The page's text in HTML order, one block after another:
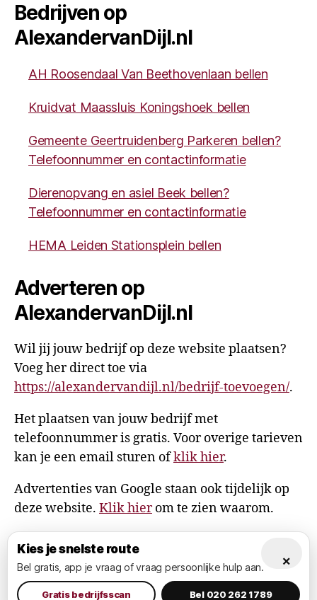
Bedrijven op
AlexandervanDijl.nl
AH Roosendaal Van Beethovenlaan bellen
Kruidvat Maassluis Koningshoek bellen
Gemeente Geertruidenberg Parkeren bellen?
Telefoonnummer en contactinformatie
Dierenopvang en asiel Beek bellen?
Telefoonnummer en contactinformatie
HEMA Leiden Stationsplein bellen
Adverteren op
AlexandervanDijl.nl
Wil jij jouw bedrijf op deze website plaatsen?
Voeg her direct toe via
https://alexandervandijl.nl/bedrijf-toevoegen/.
Het plaatsen van jouw bedrijf met
telefoonnummer is gratis. Voor overige tarieven
kan je een email sturen ofklik hier.
Advertenties van Google staan ook tijdelijk op
deze website. Klik hierom te zien waarom.
© 2026AlexandervanDijl.nl
Privacy Policy
Omhoog
×
Kies je snelste route
Bel gratis, app je vraag of vraag persoonlijke hulp aan.
Gratis bedrijfsscan Bel 020 262 1789